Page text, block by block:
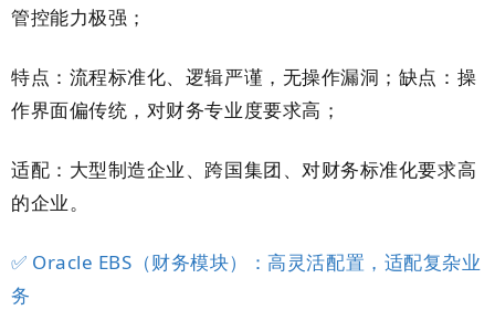
管控能力极强；
特点：流程标准化、逻辑严谨，无操作漏洞；缺点：操
作界面偏传统，对财务专业度要求高；
适配：大型制造企业、跨国集团、对财务标准化要求高
的企业。
✅ Oracle EBS（财务模块）：高灵活配置，适配复杂业
务